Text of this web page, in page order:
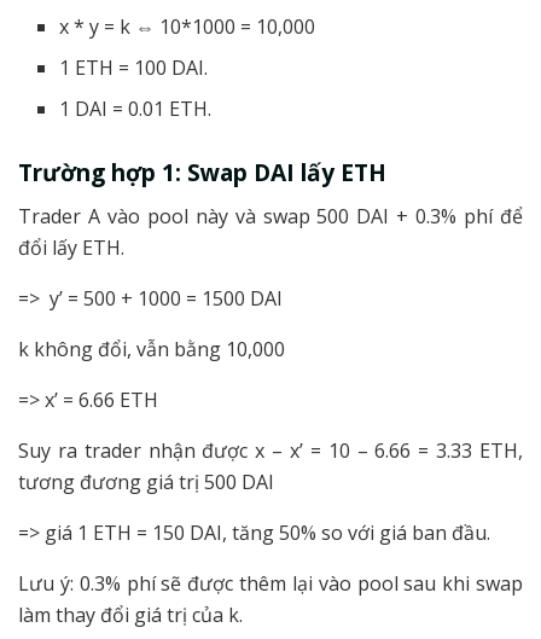
x * y = k ⇔ 10*1000 = 10,000
1 ETH = 100 DAI.
1 DAI = 0.01 ETH.
Trường hợp 1: Swap DAI lấy ETH
Trader A vào pool này và swap 500 DAI + 0.3% phí để
đổi lấy ETH.
=> y’ = 500 + 1000 = 1500 DAI
k không đổi, vẫn bằng 10,000
=> x’ = 6.66 ETH
Suy ra trader nhận được x – x’ = 10 – 6.66 = 3.33 ETH,
tương đương giá trị 500 DAI
=> giá 1 ETH = 150 DAI, tăng 50% so với giá ban đầu.
Lưu ý: 0.3% phí sẽ được thêm lại vào pool sau khi swap
làm thay đổi giá trị của k.